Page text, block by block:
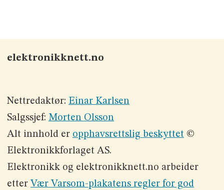
elektronikknett.no
Nettredaktør: Einar Karlsen
Salgssjef: Morten Olsson
Alt innhold er opphavsrettslig beskyttet©
Elektronikkforlaget AS.
Elektronikk og elektronikknett.no arbeider
etter Vær Varsom-plakatens regler for god